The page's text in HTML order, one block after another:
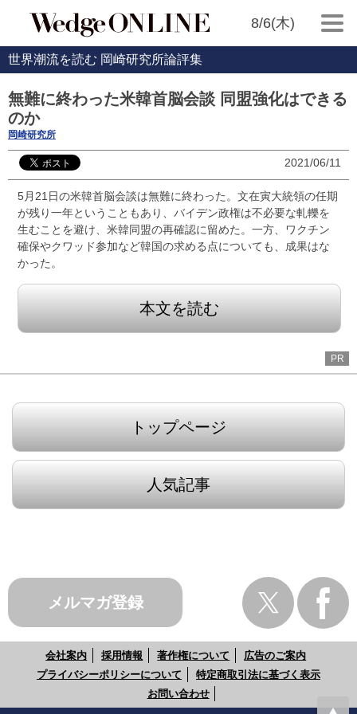
8/6(木)
世界潮流を読む 岡崎研究所論評集
無難に終わった米韓首脳会談 同盟強化はできる
のか
岡崎研究所
2021/06/11
5月21日の米韓首脳会談は無難に終わった。文在寅大統領の任期
が残り一年ということもあり、バイデン政権は不必要な軋轢を
生むことを避け、米韓同盟の再確認に留めた。一方、ワクチン
確保やクワッド参加など韓国の求める点についても、成果はな
かった。
本文を読む
PR
トップページ
人気記事
メルマガ登録
会社案内 採用情報 著作権について
広告のご案内
プライバシーポリシーについて
特定商取引法に基づく表示
お問い合わせ